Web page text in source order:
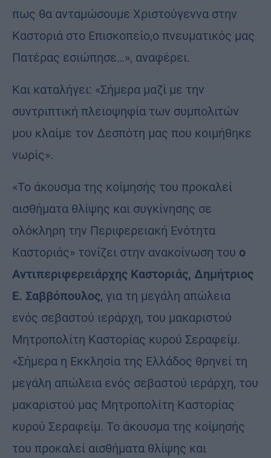
πως θα ανταμώσουμε Χριστούγεννα στην
Καστοριά στο Επισκοπείο,ο πνευματικός μας
Πατέρας εσιώπησε…», αναφέρει.
Και καταλήγει: «Σήμερα μαζί με την
συντριπτική πλειοψηφία των συμπολιτών
μου κλαίμε τον Δεσπότη μας που κοιμήθηκε
νωρίς».
«Το άκουσμα της κοίμησής του προκαλεί
αισθήματα θλίψης και συγκίνησης σε
ολόκληρη την Περιφερειακή Ενότητα
Καστοριάς» τονίζει στην ανακοίνωση του ο
Αντιπεριφερειάρχης Καστοριάς, Δημήτριος
Ε. Σαββόπουλος, για τη μεγάλη απώλεια
ενός σεβαστού ιεράρχη, του μακαριστού
Μητροπολίτη Καστορίας κυρού Σεραφείμ.
«Σήμερα η Εκκλησία της Ελλάδος θρηνεί τη
μεγάλη απώλεια ενός σεβαστού ιεράρχη, του
μακαριστού μας Μητροπολίτη Καστορίας
κυρού Σεραφείμ. Το άκουσμα της κοίμησής
του προκαλεί αισθήματα θλίψης και